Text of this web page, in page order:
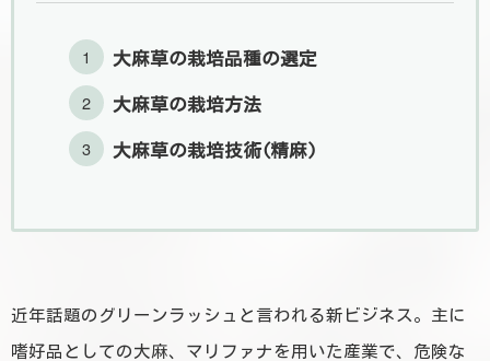
大麻草の栽培品種の選定
大麻草の栽培方法
大麻草の栽培技術(精麻)
近年話題のグリーンラッシュと言われる新ビジネス。主に
嗜好品としての大麻、マリファナを用いた産業で、危険な